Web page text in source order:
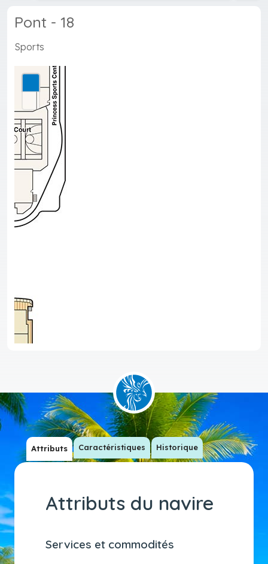
Pont - 18
Sports
Attributs Caractéristiques Historique
Attributs du navire
Services et commodités